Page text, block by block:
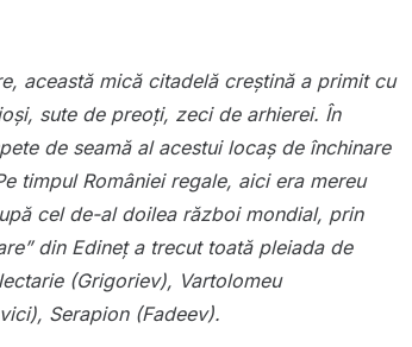
această mică citadelă creştină a primit cu
sute de preoţi, zeci de arhierei. În
de seamă al acestui locaș de închinare
timpul României regale, aici era mereu
cel de-al doilea război mondial, prin
din Edineţ a trecut toată pleiada de
(Grigoriev), Vartolomeu
Serapion (Fadeev).